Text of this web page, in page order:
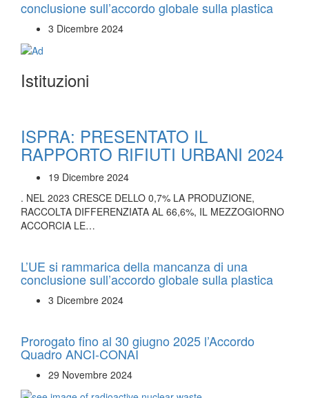
conclusione sull’accordo globale sulla plastica
3 Dicembre 2024
Istituzioni
ISPRA: PRESENTATO IL
RAPPORTO RIFIUTI URBANI 2024
19 Dicembre 2024
. NEL 2023 CRESCE DELLO 0,7% LA PRODUZIONE,
RACCOLTA DIFFERENZIATA AL 66,6%, IL MEZZOGIORNO
ACCORCIA LE…
L’UE si rammarica della mancanza di una
conclusione sull’accordo globale sulla plastica
3 Dicembre 2024
Prorogato fino al 30 giugno 2025 l’Accordo
Quadro ANCI-CONAI
29 Novembre 2024